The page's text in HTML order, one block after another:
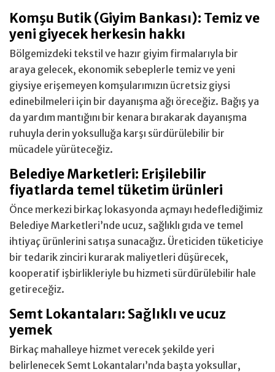
Komşu Butik (Giyim Bankası): Temiz ve
yeni giyecek herkesin hakkı
Bölgemizdeki tekstil ve hazır giyim firmalarıyla bir
araya gelecek, ekonomik sebeplerle temiz ve yeni
giysiye erişemeyen komşularımızın ücretsiz giysi
edinebilmeleri için bir dayanışma ağı öreceğiz. Bağış ya
da yardım mantığını bir kenara bırakarak dayanışma
ruhuyla derin yoksulluğa karşı sürdürülebilir bir
mücadele yürüteceğiz.
Belediye Marketleri: Erişilebilir
fiyatlarda temel tüketim ürünleri
Önce merkezi birkaç lokasyonda açmayı hedeflediğimiz
Belediye Marketleri’nde ucuz, sağlıklı gıda ve temel
ihtiyaç ürünlerini satışa sunacağız. Üreticiden tüketiciye
bir tedarik zinciri kurarak maliyetleri düşürecek,
kooperatif işbirlikleriyle bu hizmeti sürdürülebilir hale
getireceğiz.
Semt Lokantaları: Sağlıklı ve ucuz
yemek
Birkaç mahalleye hizmet verecek şekilde yeri
belirlenecek Semt Lokantaları’nda başta yoksullar,